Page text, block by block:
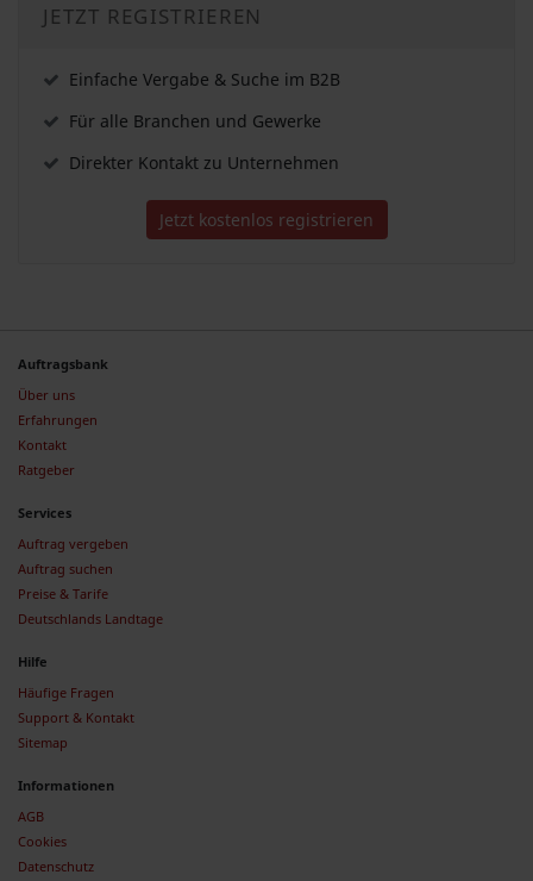
JETZT REGISTRIEREN
Einfache Vergabe & Suche im B2B
Für alle Branchen und Gewerke
Direkter Kontakt zu Unternehmen
Jetzt kostenlos registrieren
Auftragsbank
Über uns
Erfahrungen
Kontakt
Ratgeber
Services
Auftrag vergeben
Auftrag suchen
Preise & Tarife
Deutschlands Landtage
Hilfe
Häufige Fragen
Support & Kontakt
Sitemap
Informationen
AGB
Cookies
Datenschutz